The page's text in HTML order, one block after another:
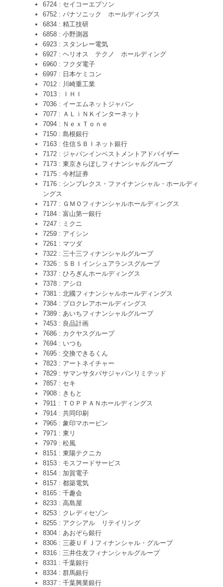
6724 : セイコーエプソン
6752 : パナソニック ホールディングス
6834 : 精工技研
6858 : 小野測器
6923 : スタンレー電気
6927 : ヘリオス テクノ ホールディング
6960 : フクダ電子
6997 : 日本ケミコン
7012 : 川崎重工業
7013 : ＩＨＩ
7036 : イーエムネットジャパン
7077 : ＡＬｉＮＫインターネット
7094 : ＮｅｘＴｏｎｅ
7150 : 島根銀行
7163 : 住信ＳＢＩネット銀行
7172 : ジャパンインベストメントアドバイザー
7173 : 東京きらぼしフィナンシャルグループ
7175 : 今村証券
7176 : シンプレクス・ファイナンシャル・ホールディ
ングス
7177 : ＧＭＯフィナンシャルホールディングス
7184 : 富山第一銀行
7247 : ミクニ
7259 : アイシン
7261 : マツダ
7322 : 三十三フィナンシャルグループ
7326 : ＳＢＩインシュアランスグループ
7337 : ひろぎんホールディングス
7378 : アシロ
7381 : 北國フィナンシャルホールディングス
7384 : プロクレアホールディングス
7389 : あいちフィナンシャルグループ
7453 : 良品計画
7686 : カクヤスグループ
7694 : いつも
7695 : 交換できるくん
7823 : アートネイチャー
7829 : サマンサタバサジャパンリミテッド
7857 : セキ
7908 : きもと
7911 : ＴＯＰＰＡＮホールディングス
7914 : 共同印刷
7965 : 象印マホービン
7971 : 東リ
7979 : 松風
8151 : 東陽テクニカ
8153 : モスフードサービス
8154 : 加賀電子
8157 : 都築電気
8165 : 千趣会
8233 : 高島屋
8253 : クレディセゾン
8255 : アクシアル リテイリング
8304 : あおぞら銀行
8306 : 三菱ＵＦＪフィナンシャル・グループ
8316 : 三井住友フィナンシャルグループ
8331 : 千葉銀行
8334 : 群馬銀行
8337 : 千葉興業銀行